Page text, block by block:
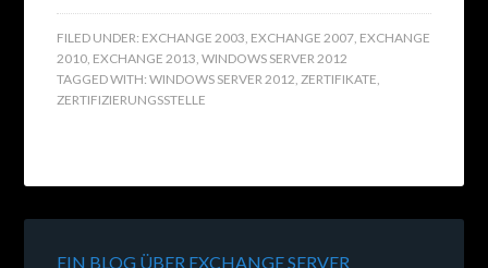
FILED UNDER: EXCHANGE 2003 EXCHANGE 2007 EXCHANGE
2010 EXCHANGE 2013 ,WINDOWS SERVER 2012
TAGGED WITH:WINDOWS SERVER 2012 ZERTIFIKATE
ZERTIFIZIERUNGSSTELLE
EIN BLOG ÜBER EXCHANGE SERVER